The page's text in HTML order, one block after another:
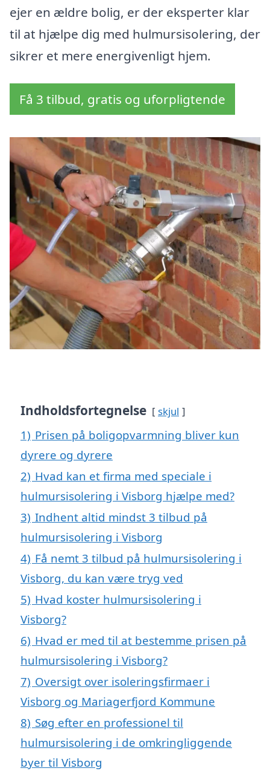
ejer en ældre bolig, er der eksperter klar
til at hjælpe dig med hulmursisolering, der
sikrer et mere energivenligt hjem.
Få 3 tilbud, gratis og uforpligtende
Indholdsfortegnelse skjul
1) Prisen på boligopvarmning bliver kun
dyrere og dyrere
2) Hvad kan et firma med speciale i
hulmursisolering i Visborg hjælpe med?
3) Indhent altid mindst 3 tilbud på
hulmursisolering i Visborg
4) Få nemt 3 tilbud på hulmursisolering i
Visborg, du kan være tryg ved
5) Hvad koster hulmursisolering i
Visborg?
6) Hvad er med til at bestemme prisen på
hulmursisolering i Visborg?
7) Oversigt over isoleringsfirmaer i
Visborg og Mariagerfjord Kommune
8) Søg efter en professionel til
hulmursisolering i de omkringliggende
byer til Visborg